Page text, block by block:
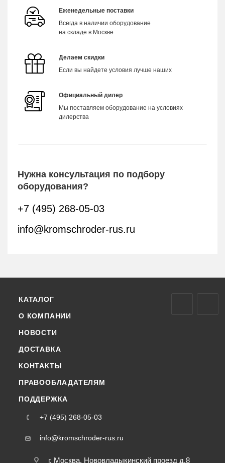
Еженедельные поставки
Всегда в наличии оборудование
на складе в Москве
Делаем скидки
Если вы найдете условия лучше наших
Официальный дилер
Мы поставляем оборудование на условиях
дилерства
Нужна консультация по подбору
оборудования?
+7 (495) 268-05-03
info@kromschroder-rus.ru
КАТАЛОГ
О КОМПАНИИ
НОВОСТИ
ДОСТАВКА
КОНТАКТЫ
ПРАВООБЛАДАТЕЛЯМ
ПОДДЕРЖКА
+7 (495) 268-05-03
info@kromschroder-rus.ru
г. Москва, Нововладыкинский проезд д.8